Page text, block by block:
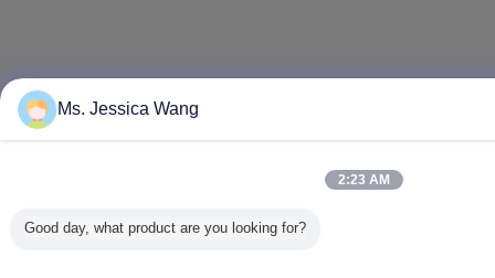
Ms. Jessica Wang
2:23 AM
Good day, what product are you looking for?